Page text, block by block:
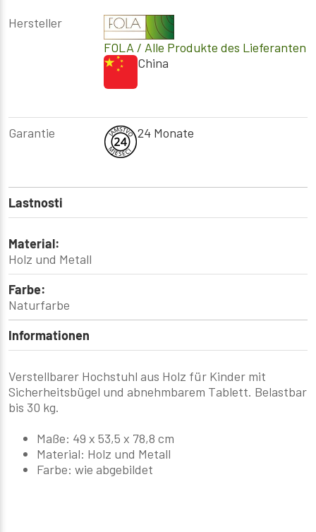
Hersteller
FOLA / Alle Produkte des Lieferanten
China
Garantie 24 Monate
Lastnosti
Material:
Holz und Metall
Farbe:
Naturfarbe
Informationen
Verstellbarer Hochstuhl aus Holz für Kinder mit
Sicherheitsbügel und abnehmbarem Tablett. Belastbar
bis 30 kg.
Maße: 49 x 53,5 x 78,8 cm
Material: Holz und Metall
Farbe: wie abgebildet